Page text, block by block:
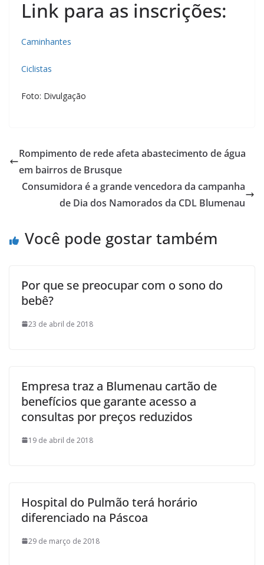
Link para as inscrições:
Caminhantes
Ciclistas
Foto: Divulgação
Rompimento de rede afeta abastecimento de água
em bairros de Brusque
Consumidora é a grande vencedora da campanha
de Dia dos Namorados da CDL Blumenau
Você pode gostar também
Por que se preocupar com o sono do
bebê?
23 de abril de 2018
Empresa traz a Blumenau cartão de
benefícios que garante acesso a
consultas por preços reduzidos
19 de abril de 2018
Hospital do Pulmão terá horário
diferenciado na Páscoa
29 de março de 2018